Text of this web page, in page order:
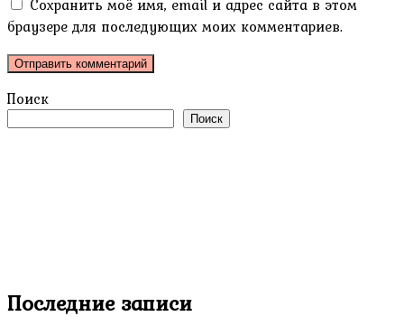
Сохранить моё имя, email и адрес сайта в этом
браузере для последующих моих комментариев.
Поиск
Поиск
Последние записи